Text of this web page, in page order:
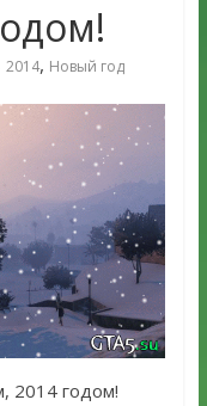
2014, Новый год
2014 годом!